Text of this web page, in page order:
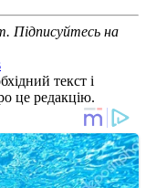
Підписуйтесь на
текст і
це редакцію.